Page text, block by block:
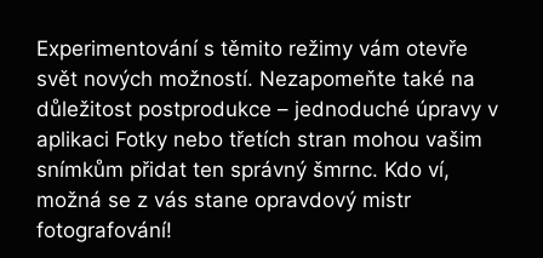
Experimentování s těmito režimy vám otevře
svět nových možností. Nezapomeňte také na
důležitost postprodukce – jednoduché úpravy v
aplikaci Fotky nebo třetích stran mohou vašim
snímkům přidat ten správný šmrnc. Kdo ví,
možná se z vás stane opravdový mistr
fotografování!